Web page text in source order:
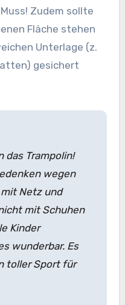
Zudem sollte
Fläche stehen
Unterlage (z.
gesichert
das Trampolin!
wegen
Netz und
mit Schuhen
Kinder
wunderbar. Es
toller Sport für